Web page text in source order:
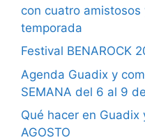
con cuatro
temporada
Festival BENAROCK
Agenda Guadix y
SEMANA del 6 al 9
Qué hacer en
AGOSTO